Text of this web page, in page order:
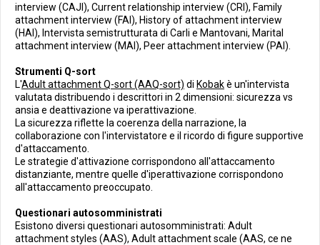
interview (CAJI), Current relationship interview (CRI), Family
attachment interview (FAI), History of attachment interview
(HAI), Intervista semistrutturata di Carli e Mantovani, Marital
attachment interview (MAI), Peer attachment interview (PAI).
Strumenti Q-sort
L'Adult attachment Q-sort (AAQ-sort) di Kobakè un'intervista
valutata distribuendo i descrittori in 2 dimensioni: sicurezza vs
ansia e deattivazione va iperattivazione.
La sicurezza riflette la coerenza della narrazione, la
collaborazione con l'intervistatore e il ricordo di figure supportive
d'attaccamento.
Le strategie d'attivazione corrispondono all'attaccamento
distanziante, mentre quelle d'iperattivazione corrispondono
all'attaccamento preoccupato.
Questionari autosomministrati
Esistono diversi questionari autosomministrati: Adult
attachment styles (AAS), Adult attachment scale (AAS, ce ne